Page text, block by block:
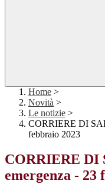
Home >
Novità >
Le notizie >
CORRIERE DI
febbraio 2023
CORRIERE DI
emergenza - 23